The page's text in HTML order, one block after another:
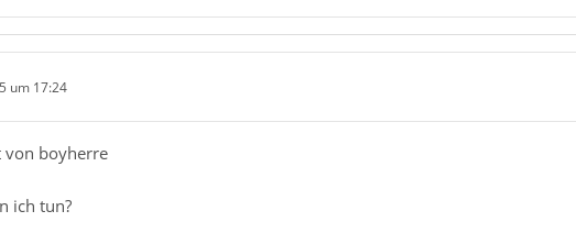
um 17:24
von boyherre
ich tun?